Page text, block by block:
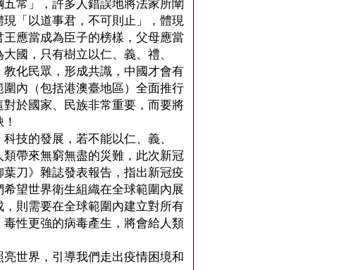
常」，許多人錯誤地將法家所闡
「以道事君，不可則止」，體現
應當成為臣子的榜樣，父母應當
國，只有樹立以仁、義、禮、
化民眾，形成共識，中國才會有
內（包括港澳臺地區）全面推行
於國家、民族非常重要，而要將
技的發展，若不能以仁、義、
帶來無窮無盡的災難，此次新冠
刀》雜誌發表報告，指出新冠疫
望世界衛生組織在全球範圍內展
則需要在全球範圍內建立對所有
性更強的病毒產生，將會給人類
世界，引導我們走出疫情困境和